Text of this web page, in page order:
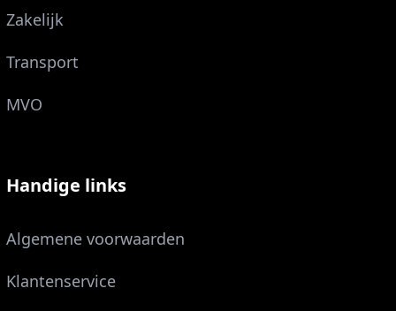
Zakelijk
Transport
MVO
Handige links
Algemene voorwaarden
Klantenservice